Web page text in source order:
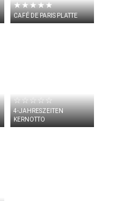
★★★★★
CAFÉ DE PARIS PLATTE
☆☆☆☆☆
4-JAHRESZEITEN
KERNOTTO